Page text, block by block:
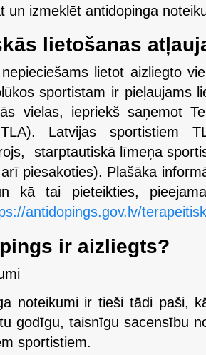
un izmeklēt antidopinga
lietošanas
lietot aizliegto
sportistam ir pieļaujams
vielas, iepriekš saņemot
Latvijas sportistiem
starptautiskā līmeņa
piesakoties). Plašāka
kā tai pieteikties,
antidopings.gov.lv/
ir aizliegts?
noteikumi ir tieši tādi paši,
godīgu, taisnīgu sacensību
sportistiem.